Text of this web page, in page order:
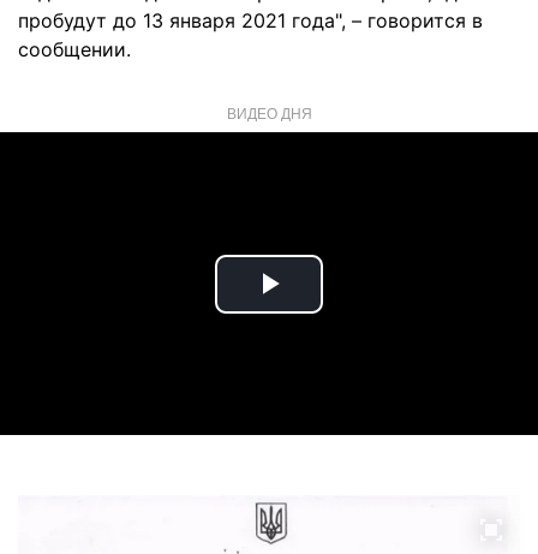
пробудут до 13 января 2021 года", – говорится в
сообщении.
ВИДЕО ДНЯ
Play